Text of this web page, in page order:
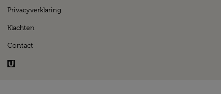
Privacyverklaring
Klachten
Contact